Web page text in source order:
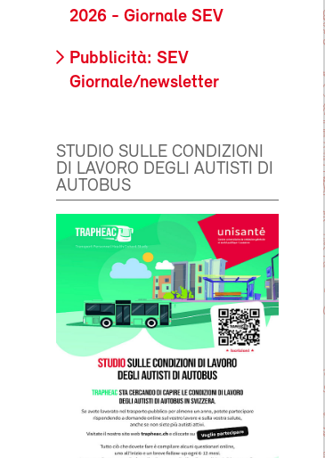
2026 - Giornale SEV
Pubblicità: SEV
Giornale/newsletter
STUDIO SULLE CONDIZIONI
DI LAVORO DEGLI AUTISTI DI
AUTOBUS